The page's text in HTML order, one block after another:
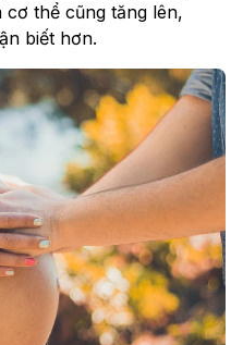
thể cũng tăng lên,
biết hơn.